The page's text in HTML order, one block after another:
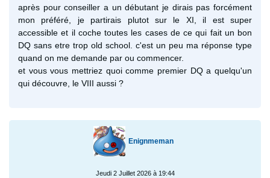
après pour conseiller a un débutant je dirais pas forcément
mon préféré, je partirais plutot sur le XI, il est super
accessible et il coche toutes les cases de ce qui fait un bon
DQ sans etre trop old school. c'est un peu ma réponse type
quand on me demande par ou commencer.
et vous vous mettriez quoi comme premier DQ a quelqu'un
qui découvre, le VIII aussi ?
Enignmeman
Jeudi 2 Juillet 2026 à 19:44